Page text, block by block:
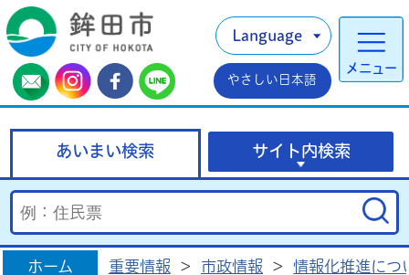
メニュー
Language
やさしい日本語
あいまい検索 サイト内検索
ホーム 重要情報 > 市政情報 > 情報化推進につ